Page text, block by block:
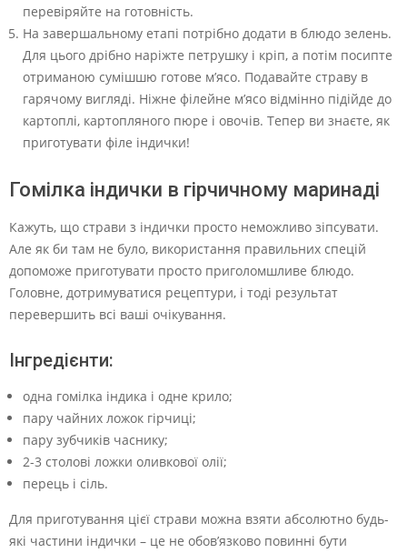
перевіряйте на готовність.
На завершальному етапі потрібно додати в блюдо зелень.
Для цього дрібно наріжте петрушку і кріп, а потім посипте
отриманою сумішшю готове м’ясо. Подавайте страву в
гарячому вигляді. Ніжне філейне м’ясо відмінно підійде до
картоплі, картопляного пюре і овочів. Тепер ви знаєте, як
приготувати філе індички!
Гомілка індички в гірчичному маринаді
Кажуть, що страви з індички просто неможливо зіпсувати.
Але як би там не було, використання правильних спецій
допоможе приготувати просто приголомшливе блюдо.
Головне, дотримуватися рецептури, і тоді результат
перевершить всі ваші очікування.
Інгредієнти:
одна гомілка індика і одне крило;
пару чайних ложок гірчиці;
пару зубчиків часнику;
2-3 столові ложки оливкової олії;
перець і сіль.
Для приготування цієї страви можна взяти абсолютно будь-
які частини індички – це не обов’язково повинні бути